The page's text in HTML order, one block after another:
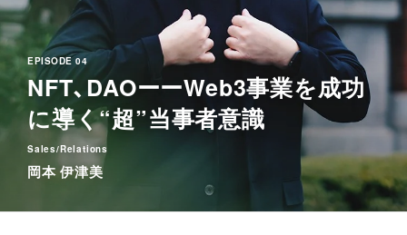
EPISODE 04
NFT、DAOーーWeb3事業を成功
に導く“超”当事者意識
Sales/Relations
岡本 伊津美